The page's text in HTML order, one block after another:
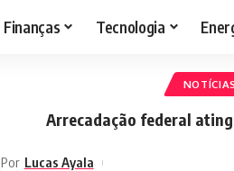
Finanças Tecnologia
Arrecadação federal
Por Lucas Ayala